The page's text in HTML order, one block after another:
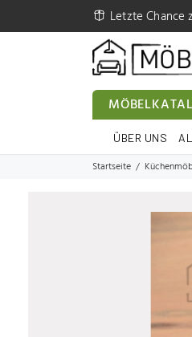
Letzte Chance
ÜBER UNS
Startseite